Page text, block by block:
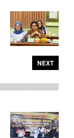
NEXT